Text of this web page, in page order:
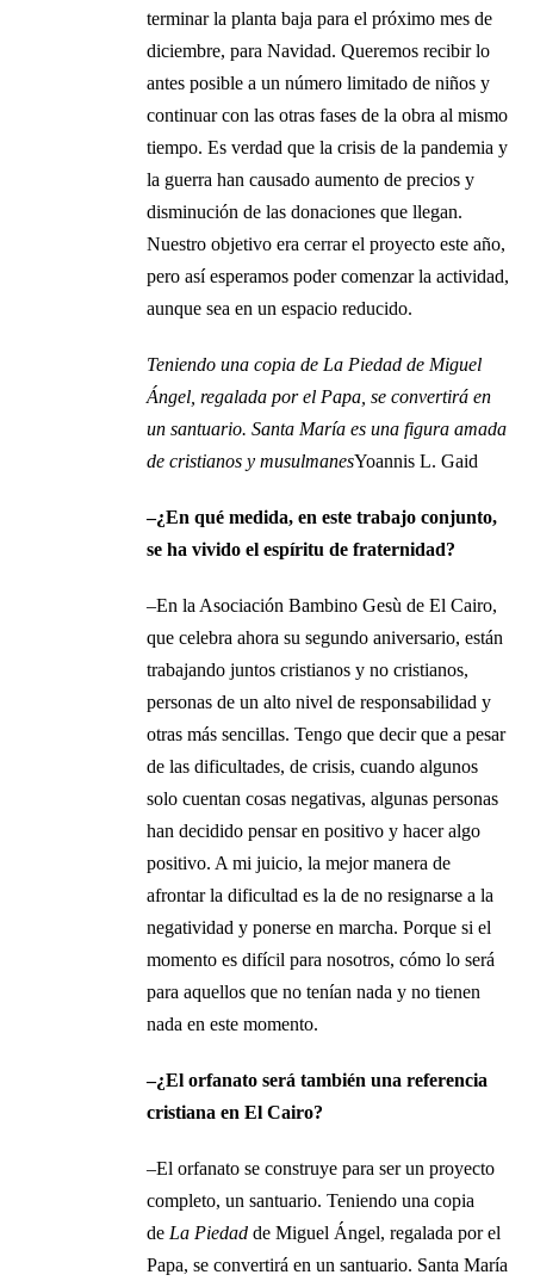
terminar la planta baja para el próximo mes de
diciembre, para Navidad. Queremos recibir lo
antes posible a un número limitado de niños y
continuar con las otras fases de la obra al mismo
tiempo. Es verdad que la crisis de la pandemia y
la guerra han causado aumento de precios y
disminución de las donaciones que llegan.
Nuestro objetivo era cerrar el proyecto este año,
pero así esperamos poder comenzar la actividad,
aunque sea en un espacio reducido.
Teniendo una copia de La Piedad de Miguel
Ángel, regalada por el Papa, se convertirá en
un santuario. Santa María es una figura amada
de cristianos y musulmanesYoannis L. Gaid
–¿En qué medida, en este trabajo conjunto,
se ha vivido el espíritu de fraternidad?
–En la Asociación Bambino Gesù de El Cairo,
que celebra ahora su segundo aniversario, están
trabajando juntos cristianos y no cristianos,
personas de un alto nivel de responsabilidad y
otras más sencillas. Tengo que decir que a pesar
de las dificultades, de crisis, cuando algunos
solo cuentan cosas negativas, algunas personas
han decidido pensar en positivo y hacer algo
positivo. A mi juicio, la mejor manera de
afrontar la dificultad es la de no resignarse a la
negatividad y ponerse en marcha. Porque si el
momento es difícil para nosotros, cómo lo será
para aquellos que no tenían nada y no tienen
nada en este momento.
–¿El orfanato será también una referencia
cristiana en El Cairo?
–El orfanato se construye para ser un proyecto
completo, un santuario. Teniendo una copia
de La Piedad de Miguel Ángel, regalada por el
Papa, se convertirá en un santuario. Santa María